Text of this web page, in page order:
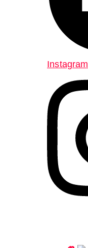
Instagram